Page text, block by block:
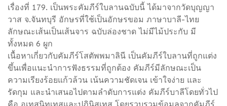
เรื่องที่ 179. เป็นพระคัมภีร์ใบลานฉบับนี้ ได้มาจากวัดบุญญา
วาส จ.จันทบุรี อักษรที่ใช้เป็นอักษรขอม ภาษาบาลี-ไทย
ลักษณะเส้นเป็นเส้นจาร ฉบับล่องชาด ไม่มีไม้ประกับ มี
ทั้งหมด 6 ผูก
เนื้อหาเกี่ยวกับคัมภีร์โสตัพพมาลินี เป็นคัมภีร์ใบลานที่ถูกแต่ง
ขึ้นเพื่อแนะนำการฟังธรรมที่ถูกต้อง คัมภีร์มีลักษณะเป็น
ความเรียงร้อยแก้วล้วน เน้นความชัดเจน เข้าใจง่าย และ
รัดกุม และนำเสนอไปตามลำดับการแต่ง คัมภีร์บาลีโดยทั่วไป